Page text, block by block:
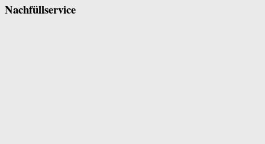
Nachfüllservice